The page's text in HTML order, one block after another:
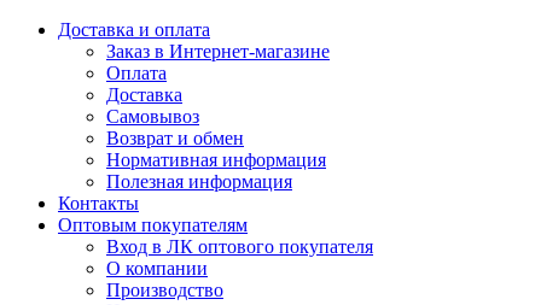
Доставка и оплата
Заказ в Интернет-магазине
Оплата
Доставка
Самовывоз
Возврат и обмен
Нормативная информация
Полезная информация
Контакты
Оптовым покупателям
Вход в ЛК оптового покупателя
О компании
Производство